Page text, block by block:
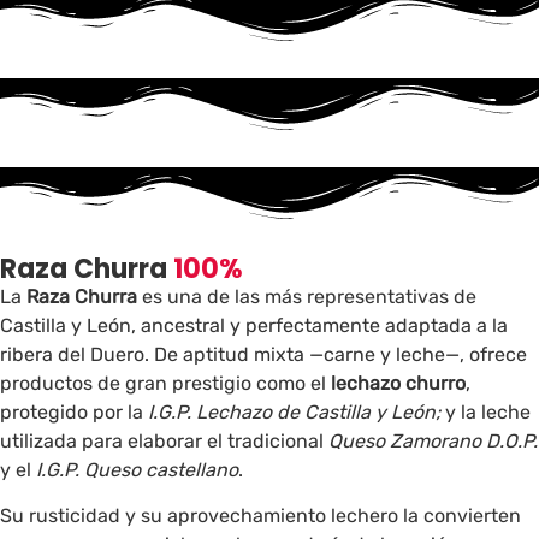
Raza Churra 100%
La Raza Churra es una de las más representativas de
Castilla y León, ancestral y perfectamente adaptada a la
ribera del Duero. De aptitud mixta —carne y leche—, ofrece
productos de gran prestigio como el lechazo churro,
protegido por la I.G.P. Lechazo de Castilla y León;y la leche
utilizada para elaborar el tradicional Queso Zamorano D.O.P.
y el I.G.P. Queso castellano.
Su rusticidad y su aprovechamiento lechero la convierten